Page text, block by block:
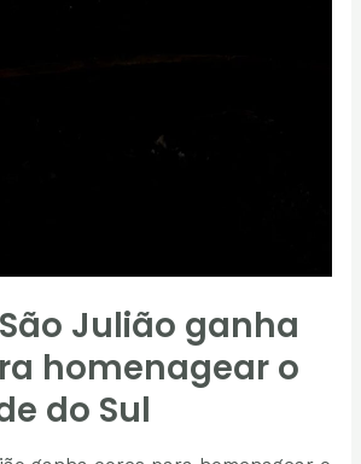
Julião ganha
homenagear o
do Sul